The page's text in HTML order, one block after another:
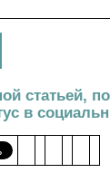
статьей,
в